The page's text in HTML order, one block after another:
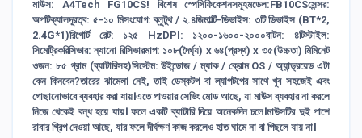
মাউস: A4Tech FG10CS! বিশেষ স্পেসিফিকেশনসমূহমডেল:FB10CSসেন্সর:
অপটিক্যালদূরত্ব: ৫-১০ মিসংযোগ: ব্লুটুথ / ২.৪জিমাল্টি-ডিভাইস: ৩টি ডিভাইস (BT*2,
2.4G*1)রিপোর্ট রেট: ১২৫ HzDPI: ১২০০-১৬০০-২০০০বাটন: ৪টিস্টাইল:
সিমেট্রিকরিসিভার: ন্যানো রিসিভারমাপ: ১০৮(দৈর্ঘ্য) x ৬৪(প্রস্থ) x ৩৫(উচ্চতা) মিমিনেট
ওজন: ৮৫ গ্রাম (ব্যাটারিসহ)সিস্টেম: উইন্ডোজ / ম্যাক / ক্রোম OS / অ্যান্ড্রয়েড এটা
কেন কিনবেন?তারের ঝামেলা নেই, তাই ডেস্কটপ বা ল্যাপটপের সাথে খুব সহজেই এবং
গোছানোভাবে ব্যবহার করা যায়।এতে পাওয়ার সেভিং মোড আছে, যা মাউস ব্যবহার না করলে
নিজে থেকেই বন্ধ হয়ে যায়। ফলে একটি ব্যাটারি দিয়ে অনেকদিন চলে।মাউসটির দুই পাশে
রাবার গ্রিপ দেওয়া আছে, যার ফলে দীর্ঘক্ষণ কাজ করলেও হাত ঘামে না বা পিছলে যায় না।